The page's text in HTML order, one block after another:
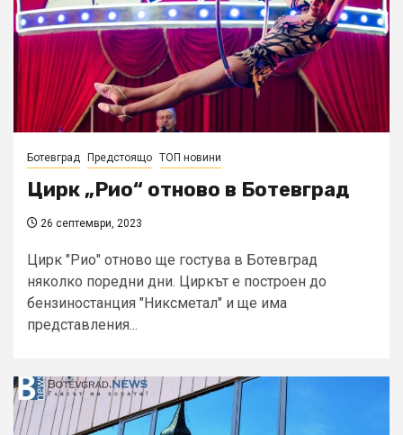
Ботевград Предстоящо ТОП новини
Цирк „Рио“ отново в Ботевград
26 септември, 2023
Цирк "Рио" отново ще гостува в Ботевград
няколко поредни дни. Циркът е построен до
бензиностанция "Никсметал" и ще има
представления...